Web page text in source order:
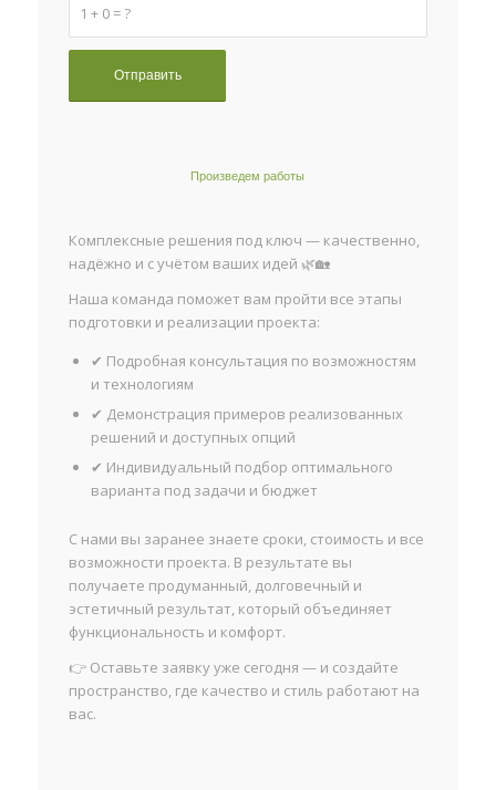
1 + 0 = ?
Произведем работы
Комплексные решения под ключ — качественно,
надёжно и с учётом ваших идей 🌿🏡
Наша команда поможет вам пройти все этапы
подготовки и реализации проекта:
✔ Подробная консультация по возможностям
и технологиям
✔ Демонстрация примеров реализованных
решений и доступных опций
✔ Индивидуальный подбор оптимального
варианта под задачи и бюджет
С нами вы заранее знаете сроки, стоимость и все
возможности проекта. В результате вы
получаете продуманный, долговечный и
эстетичный результат, который объединяет
функциональность и комфорт.
👉 Оставьте заявку уже сегодня — и создайте
пространство, где качество и стиль работают на
вас.